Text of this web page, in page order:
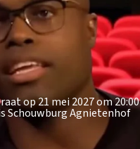
op 21 mei 2027 om 20:00
Schouwburg Agnietenhof